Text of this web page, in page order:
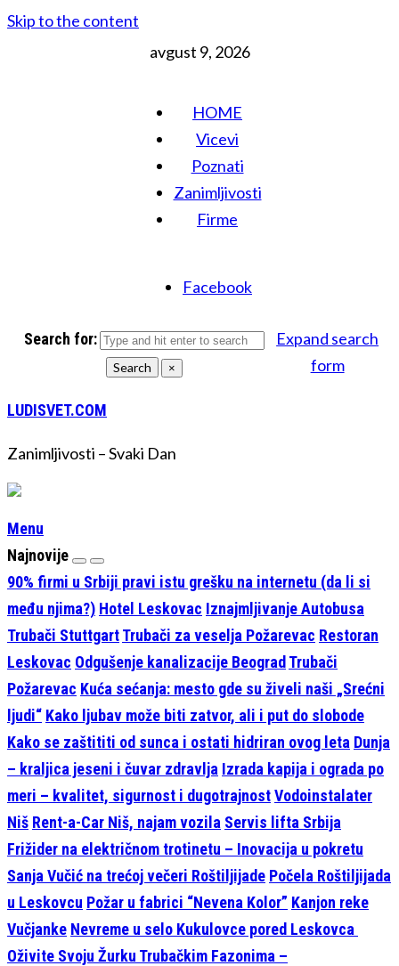
Skip to the content
avgust 9, 2026
HOME
Vicevi
Poznati
Zanimljivosti
Firme
Facebook
Search for:
Search ×
Expand search
form
LUDISVET.COM
Zanimljivosti – Svaki Dan
Menu
Najnovije
90% firmi u Srbiji pravi istu grešku na internetu (da li si
među njima?) Hotel Leskovac Iznajmljivanje Autobusa
Trubači StuttgartTrubači za veselja Požarevac Restoran
Leskovac Odgušenje kanalizacije Beograd Trubači
Požarevac Kuća sećanja: mesto gde su živeli naši „Srećni
ljudi“ Kako ljubav može biti zatvor, ali i put do slobode
Kako se zaštititi od sunca i ostati hidriran ovog leta Dunja
– kraljica jeseni i čuvar zdravlja Izrada kapija i ograda po
meri – kvalitet, sigurnost i dugotrajnostVodoinstalater
Niš Rent-a-Car Niš, najam vozila Servis lifta Srbija
Frižider na električnom trotinetu – Inovacija u pokretu
Sanja Vučić na trećoj večeri Roštiljijade Počela Roštiljijada
u Leskovcu Požar u fabrici “Nevena Kolor” Kanjon reke
Vučjanke Nevreme u selo Kukulovce pored Leskovca
Oživite Svoju Žurku Trubačkim Fazonima –